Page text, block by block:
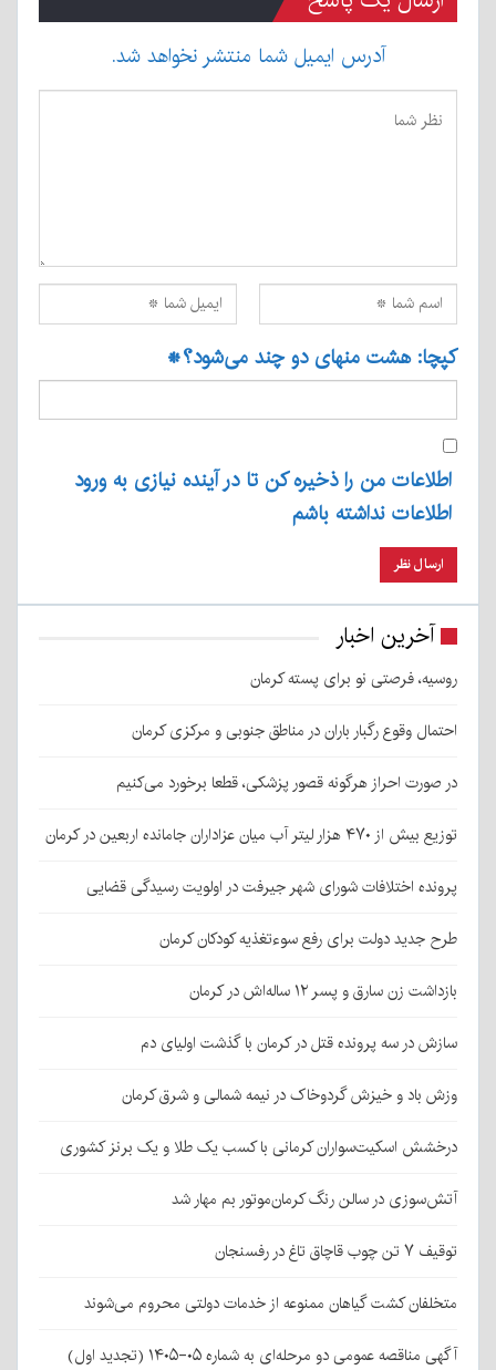
آدرس ایمیل شما منتشر نخواهد شد.
کپچا: هشت منهای دو چند می‌شود؟*
اطلاعات من را ذخیره کن تا در آینده نیازی به ورود
اطلاعات نداشته باشم
آخرین اخبار
روسیه، فرصتی نو برای پسته کرمان
احتمال وقوع رگبار باران در مناطق جنوبی و مرکزی کرمان
در صورت احراز هرگونه قصور پزشکی، قطعا برخورد می‌کنیم
توزیع بیش از ۴۷۰ هزار لیتر آب میان عزاداران جامانده اربعین در کرمان
پرونده اختلافات شورای شهر جیرفت در اولویت رسیدگی قضایی
طرح جدید دولت برای رفع سوءتغذیه کودکان کرمان
بازداشت زن سارق و پسر ۱۲ ساله‌اش در کرمان
سازش در سه پرونده قتل در کرمان با گذشت اولیای دم
وزش باد و خیزش گردوخاک در نیمه شمالی و شرق کرمان
درخشش اسکیت‌سواران کرمانی با کسب یک طلا و یک برنز کشوری
آتش‌سوزی در سالن رنگ کرمان‌موتور بم مهار شد
توقیف ۷ تن چوب قاچاق تاغ در رفسنجان
متخلفان کشت گیاهان ممنوعه از خدمات دولتی محروم می‌شوند
آگهی مناقصه عمومی دو مرحله‌ای به شماره ۰۵-۱۴۰۵ (تجدید اول)